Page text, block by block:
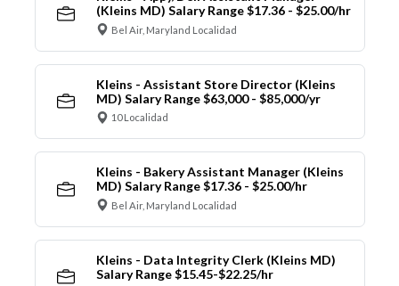
(Kleins MD) Salary Range $17.36 - $25.00/hr
Bel Air, Maryland Localidad
Kleins - Assistant Store Director (Kleins
MD) Salary Range $63,000 - $85,000/yr
10 Localidad
Kleins - Bakery Assistant Manager (Kleins
MD) Salary Range $17.36 - $25.00/hr
Bel Air, Maryland Localidad
Kleins - Data Integrity Clerk (Kleins MD)
Salary Range $15.45-$22.25/hr